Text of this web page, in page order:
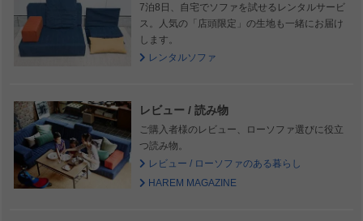
7泊8日、自宅でソファを試せるレンタルサービ
ス。人気の「店頭限定」の生地も一緒にお届け
します。
レンタルソファ
レビュー / 読み物
ご購入者様のレビュー、ローソファ選びに役立
つ読み物。
レビュー / ローソファのある暮らし
HAREM MAGAZINE